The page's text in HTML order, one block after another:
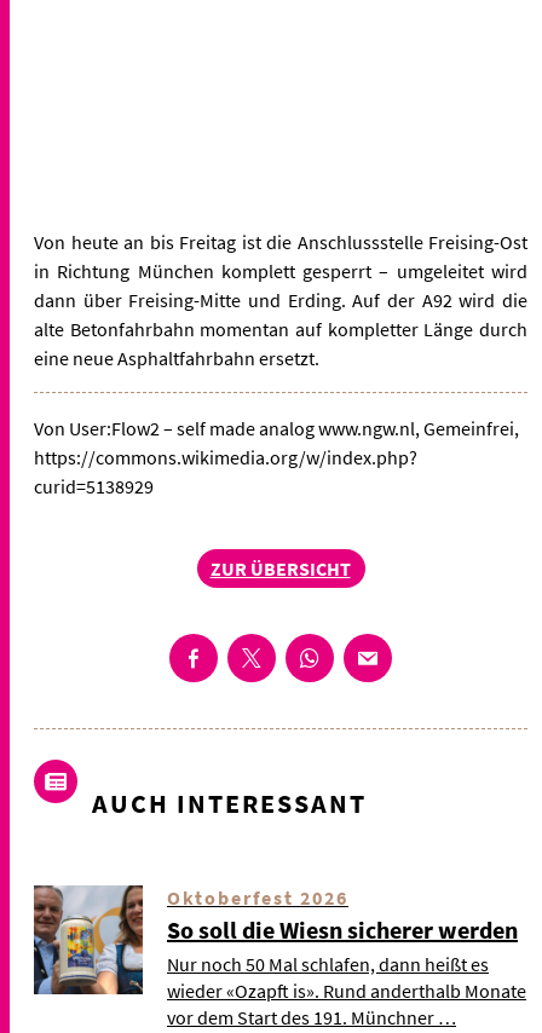
Von heute an bis Freitag ist die Anschlussstelle Freising-Ost
in Richtung München komplett gesperrt – umgeleitet wird
dann über Freising-Mitte und Erding. Auf der A92 wird die
alte Betonfahrbahn momentan auf kompletter Länge durch
eine neue Asphaltfahrbahn ersetzt.
Von User:Flow2 – self made analog www.ngw.nl, Gemeinfrei,
https://commons.wikimedia.org/w/index.php?
curid=5138929
ZUR ÜBERSICHT
AUCH INTERESSANT
Oktoberfest 2026
So soll die Wiesn sicherer werden
Nur noch 50 Mal schlafen, dann heißt es
wieder «Ozapft is». Rund anderthalb Monate
vor dem Start des 191. Münchner …